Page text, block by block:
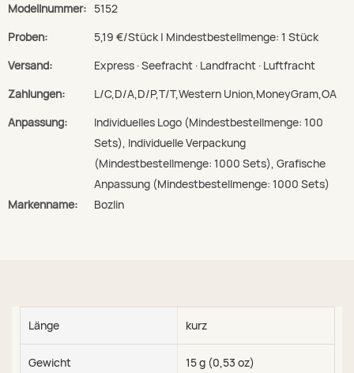
Modellnummer: 5152
Proben:
5,19 €/Stück | Mindestbestellmenge: 1 Stück
Versand:
Express · Seefracht · Landfracht · Luftfracht
Zahlungen:
L/C,D/A,D/P,T/T,Western Union,MoneyGram,OA
Anpassung:
Individuelles Logo (Mindestbestellmenge: 100
Sets), Individuelle Verpackung
(Mindestbestellmenge: 1000 Sets), Grafische
Anpassung (Mindestbestellmenge: 1000 Sets)
Markenname:
Bozlin
Länge kurz
Gewicht 15 g (0,53 oz)